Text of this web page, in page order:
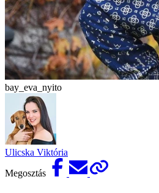
bay_eva_nyito
Ulicska Viktória
Megosztás